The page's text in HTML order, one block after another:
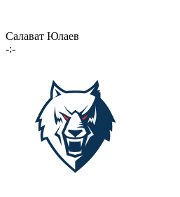
Салават Юлаев
-:-